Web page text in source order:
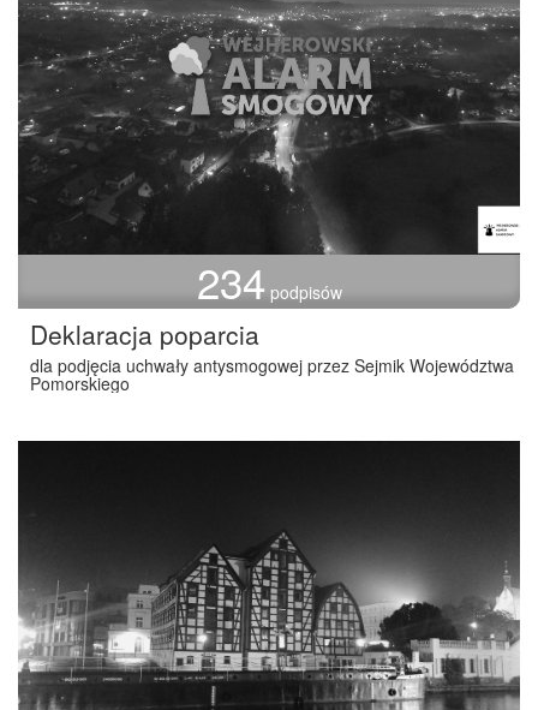
234 podpisów
Deklaracja poparcia
dla podjęcia uchwały antysmogowej przez Sejmik Województwa
Pomorskiego